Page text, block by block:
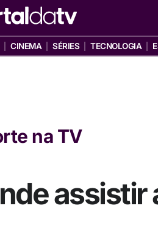
CINEMA SÉRIES TECNOLOGIA
na TV
assistir